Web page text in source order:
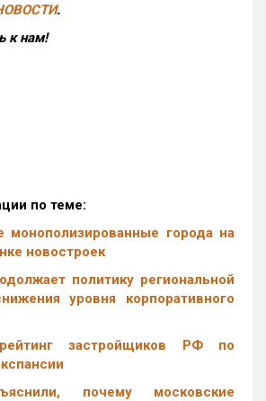
.
к нам!
по теме:
монополизированные города на
новостроек
политику региональной
уровня корпоративного
застройщиков РФ по
почему московские